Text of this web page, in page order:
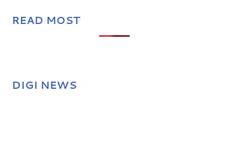
READ MOST
DIGI NEWS